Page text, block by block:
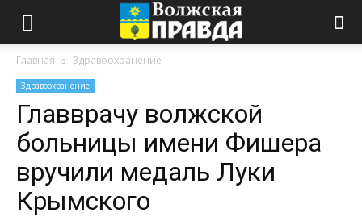
Главная Здравоохранение
Здравоохранение
Главврачу волжской
больницы имени Фишера
вручили медаль Луки
Крымского